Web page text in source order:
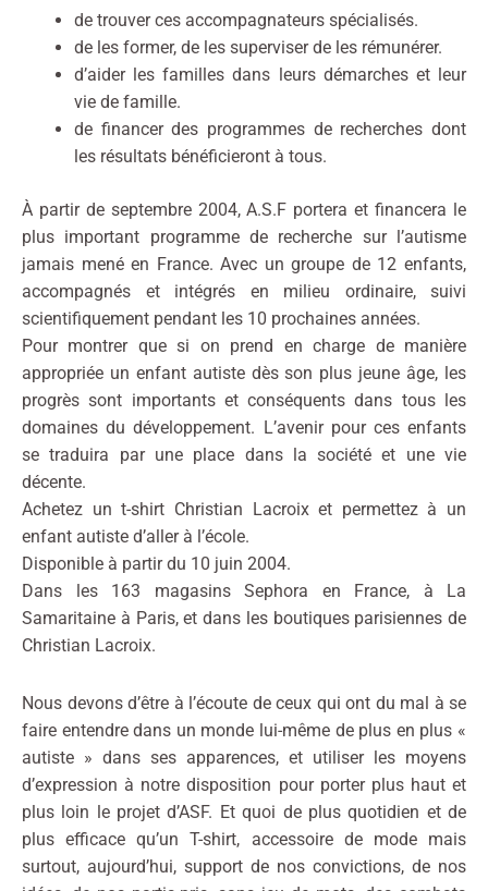
de trouver ces accompagnateurs spécialisés.
de les former, de les superviser de les rémunérer.
d’aider les familles dans leurs démarches et leur
vie de famille.
de financer des programmes de recherches dont
les résultats bénéficieront à tous.
À partir de septembre 2004, A.S.F portera et financera le
plus important programme de recherche sur l’autisme
jamais mené en France. Avec un groupe de 12 enfants,
accompagnés et intégrés en milieu ordinaire, suivi
scientifiquement pendant les 10 prochaines années.
Pour montrer que si on prend en charge de manière
appropriée un enfant autiste dès son plus jeune âge, les
progrès sont importants et conséquents dans tous les
domaines du développement. L’avenir pour ces enfants
se traduira par une place dans la société et une vie
décente.
Achetez un t-shirt Christian Lacroix et permettez à un
enfant autiste d’aller à l’école.
Disponible à partir du 10 juin 2004.
Dans les 163 magasins Sephora en France, à La
Samaritaine à Paris, et dans les boutiques parisiennes de
Christian Lacroix.
Nous devons d’être à l’écoute de ceux qui ont du mal à se
faire entendre dans un monde lui-même de plus en plus «
autiste » dans ses apparences, et utiliser les moyens
d’expression à notre disposition pour porter plus haut et
plus loin le projet d’ASF. Et quoi de plus quotidien et de
plus efficace qu’un T-shirt, accessoire de mode mais
surtout, aujourd’hui, support de nos convictions, de nos